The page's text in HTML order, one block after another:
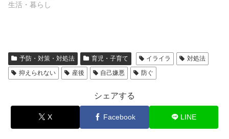
生活・暮らし
予防・対策・対処法 育児・子育て イライラ
対処法
抑えられない
産後 自己嫌悪 防ぐ
シェアする
X Facebook LINE